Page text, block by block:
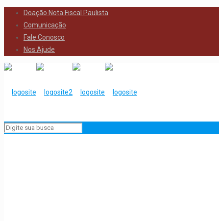
Doação Nota Fiscal Paulista
Comunicação
Fale Conosco
Nos Ajude